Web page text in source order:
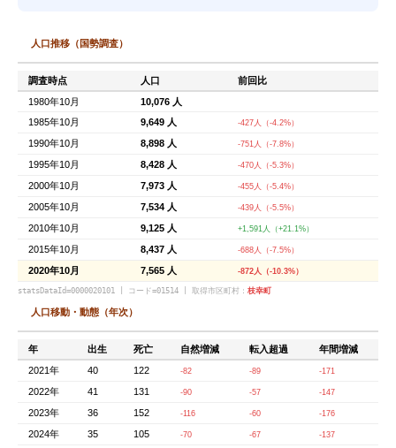
人口推移（国勢調査）
調査時点 人口
前回比
1980年10月
10,076 人
1985年10月
9,649 人 -427人（-4.2%）
1990年10月 8,898 人 -751人（-7.8%）
1995年10月 8,428 人 -470人（-5.3%）
2000年10月 7,973 人 -455人（-5.4%）
2005年10月 7,534 人 -439人（-5.5%）
2010年10月 9,125 人 +1,591人（+21.1%）
2015年10月 8,437 人 -688人（-7.5%）
2020年10月 7,565 人 -872人（-10.3%）
statsDataId=0000020101 | コード=01514 | 取得市区町村： 枝幸町
人口移動・動態（年次）
年 出生 死亡 自然増減 転入超過
年間増減
2021年
40 122 -82 -89 -171
2022年 41 131 -90 -57 -147
2023年 36 152 -116 -60 -176
2024年 35 105 -70 -67 -137